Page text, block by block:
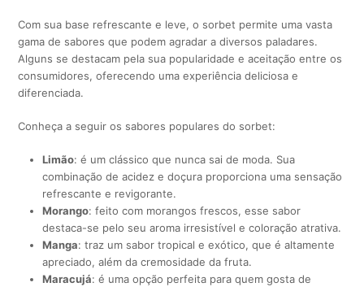
Com sua base refrescante e leve, o sorbet permite uma vasta
gama de sabores que podem agradar a diversos paladares.
Alguns se destacam pela sua popularidade e aceitação entre os
consumidores, oferecendo uma experiência deliciosa e
diferenciada.
Conheça a seguir os sabores populares do sorbet:
Limão: é um clássico que nunca sai de moda. Sua
combinação de acidez e doçura proporciona uma sensação
refrescante e revigorante.
Morango: feito com morangos frescos, esse sabor
destaca-se pelo seu aroma irresistível e coloração atrativa.
Manga: traz um sabor tropical e exótico, que é altamente
apreciado, além da cremosidade da fruta.
Maracujá: é uma opção perfeita para quem gosta de